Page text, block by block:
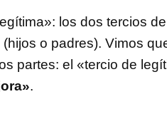
los dos tercios
o padres). Vimos
partes: el «tercio de
.